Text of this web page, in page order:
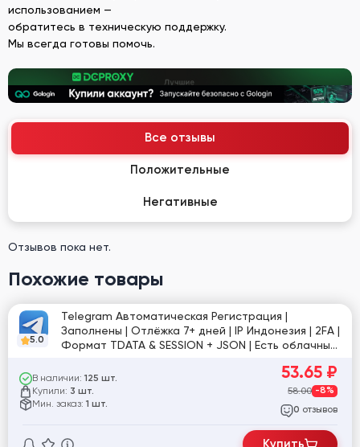
использованием —
обратитесь в техническую поддержку.
Мы всегда готовы помочь.
Все отзывы
Положительные
Негативные
Отзывов пока нет.
Похожие товары
5.0
Telegram Автоматическая Регистрация |
Заполнены | Отлёжка 7+ дней | IP Индонезия | 2FA |
Формат TDATA & SESSION + JSON | Есть облачный
В наличии: 125 шт.
Купили: 3 шт.
Мин. заказ: 1 шт.
53.65 ₽
58.00 -8%
0 отзывов
Купить